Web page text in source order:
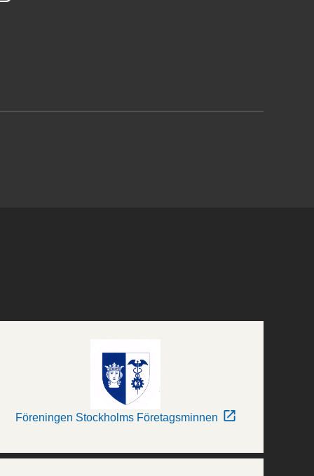
Föreningen Stockholms Företagsminnen